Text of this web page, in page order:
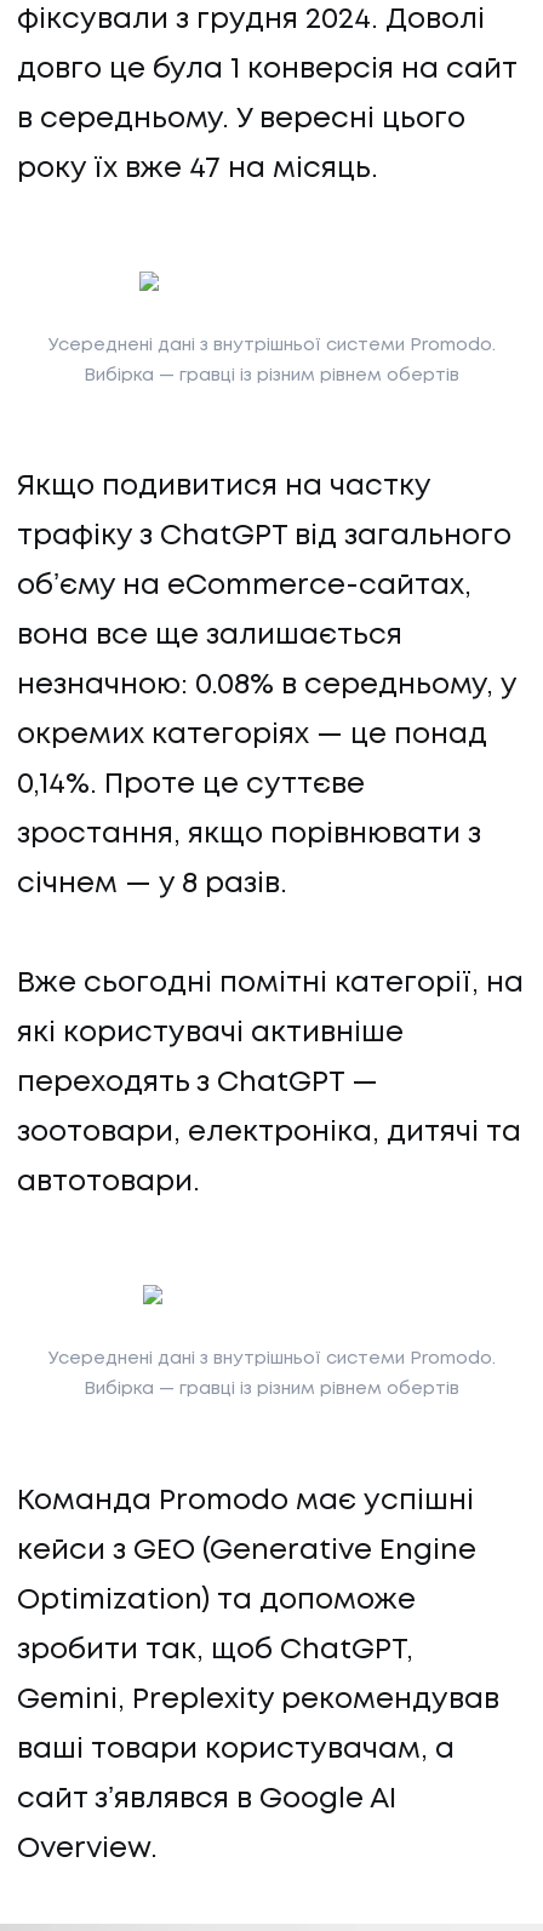
фіксували з грудня 2024. Доволі
довго це була 1 конверсія на сайт
в середньому. У вересні цього
року їх вже 47 на місяць.
Усереднені дані з внутрішньої системи Promodo.
Вибірка — гравці із різним рівнем обертів
Якщо подивитися на частку
трафіку з ChatGPT від загального
обʼєму на eCommerce-сайтах,
вона все ще залишається
незначною: 0.08% в середньому, у
окремих категоріях — це понад
0,14%. Проте це суттєве
зростання, якщо порівнювати з
січнем — у 8 разів.
Вже сьогодні помітні категорії, на
які користувачі активніше
переходять з ChatGPT —
зоотовари, електроніка, дитячі та
автотовари.
Усереднені дані з внутрішньої системи Promodo.
Вибірка — гравці із різним рівнем обертів
Команда Promodo має успішні
кейси з GEO (Generative Engine
Optimization) та допоможе
зробити так, щоб ChatGPT,
Gemini, Preplexity рекомендував
ваші товари користувачам, а
сайт зʼявлявся в Google AI
Overview.
КАР'ЄРА
КАР'ЄРА
БЛОГ
КЛІЄНТИ
КЛІЄНТИ
КОНТАКТИ
ПРО НАС